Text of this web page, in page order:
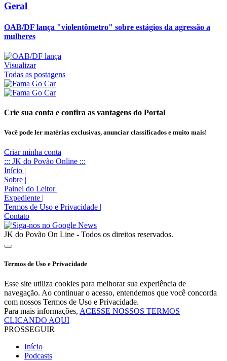
Geral
OAB/DF lança "violentômetro" sobre estágios da agressão a
mulheres
Visualizar
Todas as postagens
Crie sua conta e confira as vantagens do Portal
Você pode ler matérias exclusivas, anunciar classificados e muito mais!
Criar minha conta
::: JK do Povão Online :::
Início |
Sobre |
Painel do Leitor |
Expediente |
Termos de Uso e Privacidade |
Contato
JK do Povão On Line - Todos os direitos reservados.
Termos de Uso e Privacidade
Esse site utiliza cookies para melhorar sua experiência de
navegação. Ao continuar o acesso, entendemos que você concorda
com nossos Termos de Uso e Privacidade.
Para mais informações, ACESSE NOSSOS TERMOS
CLICANDO AQUI
PROSSEGUIR
Início
Podcasts